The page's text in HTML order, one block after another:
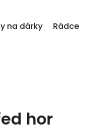
na dárky Rádce
hor